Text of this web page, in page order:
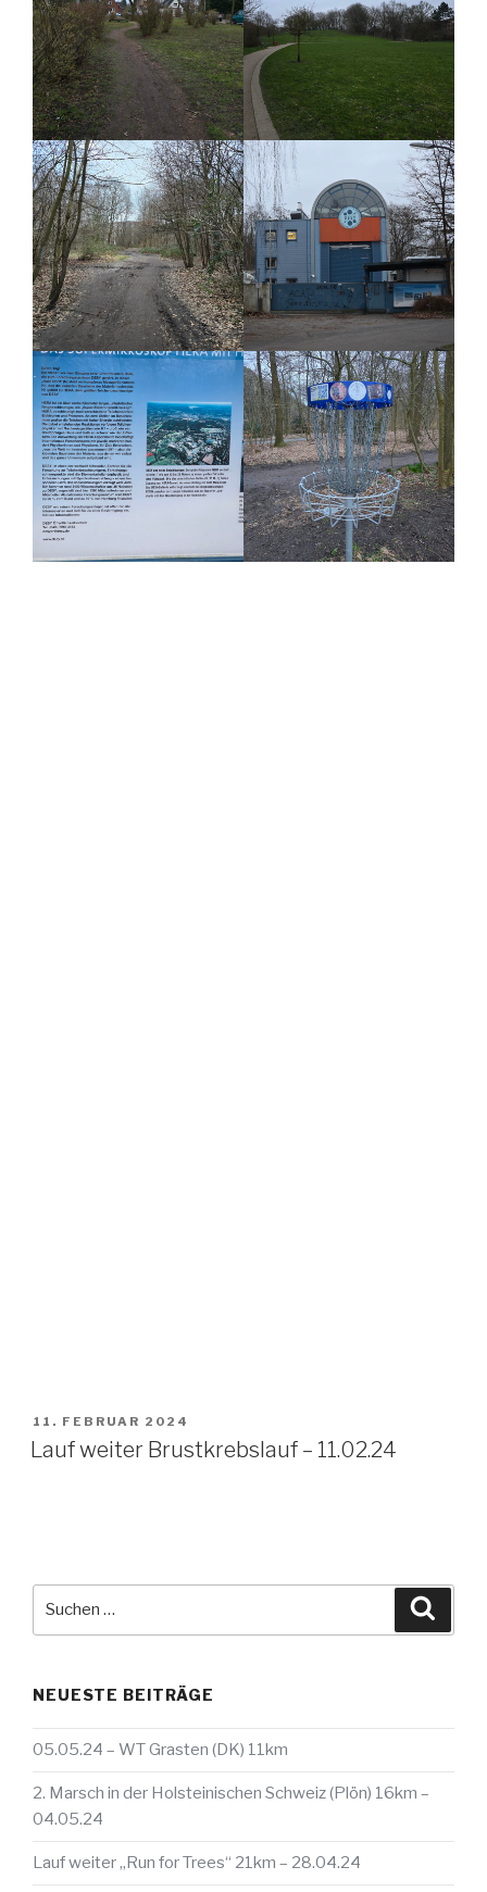
VERÖFFENTLICHT
AM
11. FEBRUAR 2024
Lauf weiter Brustkrebslauf – 11.02.24
NEUESTE BEITRÄGE
05.05.24 – WT Grasten (DK) 11km
2. Marsch in der Holsteinischen Schweiz (Plön) 16km –
04.05.24
Lauf weiter „Run for Trees“ 21km – 28.04.24